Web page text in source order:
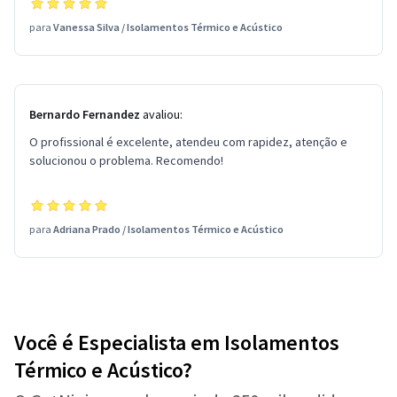
para Vanessa Silva /Isolamentos Térmico e Acústico
Bernardo Fernandez avaliou:
O profissional é excelente, atendeu com rapidez, atenção e
solucionou o problema. Recomendo!
para Adriana Prado /Isolamentos Térmico e Acústico
Você é Especialista em Isolamentos
Térmico e Acústico?